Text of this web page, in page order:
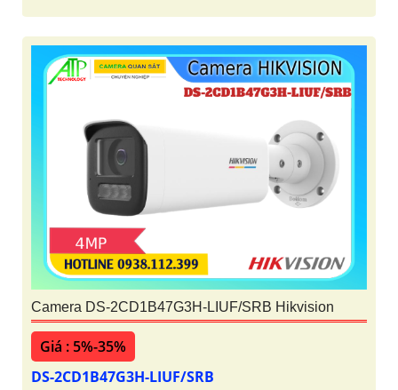
Camera DS-2CD1B47G3H-LIUF/SRB Hikvision
Giá : 5%-35%
DS-2CD1B47G3H-LIUF/SRB